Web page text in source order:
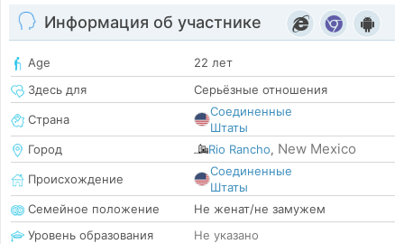
Информация об участнике
Age
22 лет
Здесь для
Серьёзные отношения
Страна
Соединенные
Штаты
Город
Rio Rancho, New Mexico
Происхождение
Соединенные
Штаты
Семейное положение
Не женат/не замужем
Уровень образования
Не указано